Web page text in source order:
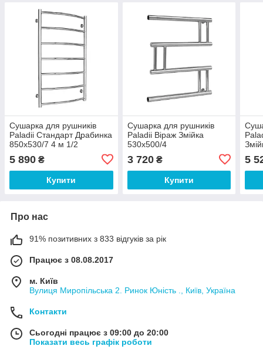
Сушарка для рушників
Paladii Стандарт Драбинка
850х530/7 4 м 1/2
5 890 ₴
Купити
Сушарка для рушників
Paladii Віраж Змійка
530х500/4
3 720₴
Купити
5
Про нас
91% позитивних з 833 відгуків за рік
Працює з 08.08.2017
м. Київ
Вулиця Миропільська 2. Ринок Юність ., Київ, Україна
Контакти
Сьогодні працює з 09:00 до 20:00
Показати весь графік роботи